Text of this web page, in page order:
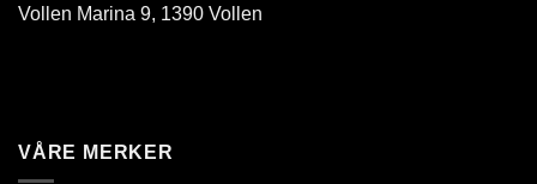
Vollen Marina 9, 1390 Vollen
VÅRE MERKER